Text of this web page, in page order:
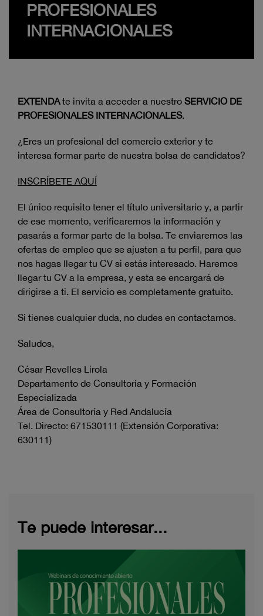
PROFESIONALES
INTERNACIONALES
EXTENDAte invita a acceder a nuestro SERVICIO DE
PROFESIONALES INTERNACIONALES.
¿Eres un profesional del comercio exterior y te
interesa formar parte de nuestra bolsa de candidatos?
INSCRÍBETE AQUÍ
El único requisito tener el título universitario y, a partir
de ese momento, verificaremos la información y
pasarás a formar parte de la bolsa. Te enviaremos las
ofertas de empleo que se ajusten a tu perfil, para que
nos hagas llegar tu CV si estás interesado. Haremos
llegar tu CV a la empresa, y esta se encargará de
dirigirse a ti. El servicio es completamente gratuito.
Si tienes cualquier duda, no dudes en contactarnos.
Saludos,
César Revelles Lirola
Departamento de Consultoría y Formación
Especializada
Área de Consultoría y Red Andalucía
Tel. Directo: 671530111 (Extensión Corporativa:
630111)
Te puede interesar...